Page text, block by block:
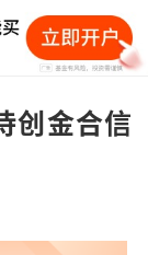
创金合信